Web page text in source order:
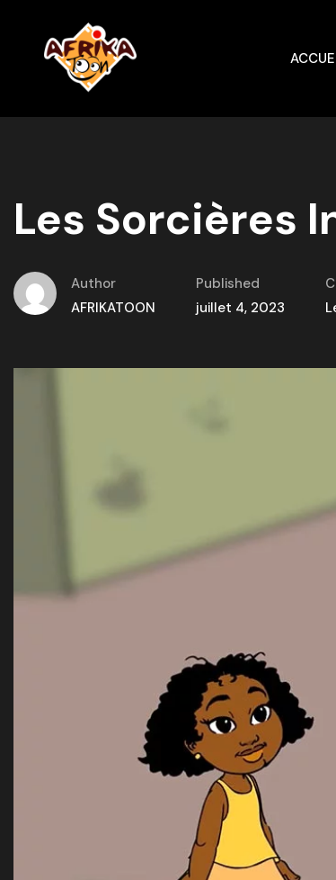
Les Sorcières
Author
AFRIKATOON
Published
juillet 4, 2023